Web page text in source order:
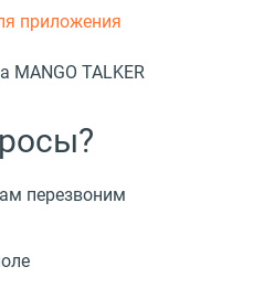
приложения
перезвоним